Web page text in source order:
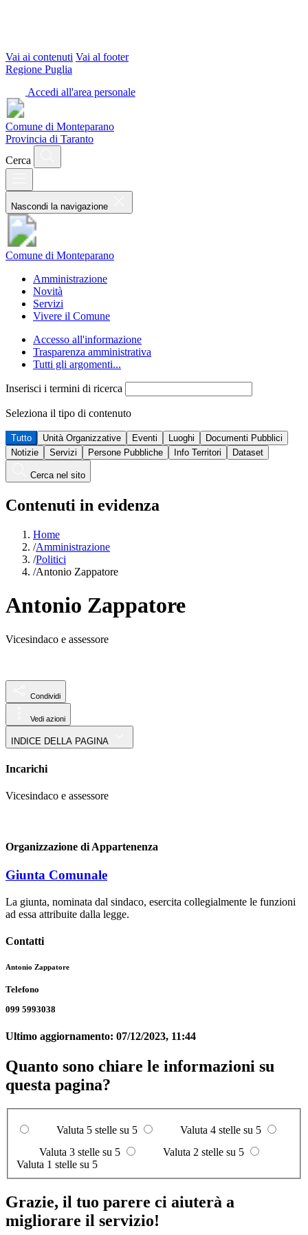
Vai ai contenuti Vai al footer
Regione Puglia
Accedi all'area personale
Comune di Monteparano
Provincia di Taranto
Cerca
Nascondi la navigazione
Comune di Monteparano
Amministrazione
Novità
Servizi
Vivere il Comune
Accesso all'informazione
Trasparenza amministrativa
Tutti gli argomenti...
Inserisci i termini di ricerca
Seleziona il tipo di contenuto
Tutto Unità Organizzative Eventi Luoghi
Documenti Pubblici
Notizie
Servizi Persone Pubbliche Info Territori Dataset
Cerca nel sito
Contenuti in evidenza
Home
/Amministrazione
/Politici
/Antonio Zappatore
Antonio Zappatore
Vicesindaco e assessore
Condividi
Vedi azioni
INDICE DELLA PAGINA
Incarichi
Vicesindaco e assessore
Organizzazione di Appartenenza
Giunta Comunale
La giunta, nominata dal sindaco, esercita collegialmente le funzioni
ad essa attribuite dalla legge.
Contatti
Antonio Zappatore
Telefono
099 5993038
Ultimo aggiornamento: 07/12/2023, 11:44
Quanto sono chiare le informazioni su
questa pagina?
Valuta 5 stelle su 5
Valuta 4 stelle su 5
Valuta 3 stelle su 5
Valuta 2 stelle su 5
Valuta 1 stelle su 5
Grazie, il tuo parere ci aiuterà a
migliorare il servizio!